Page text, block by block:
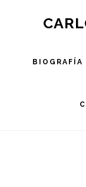
BIOGRAFÍA